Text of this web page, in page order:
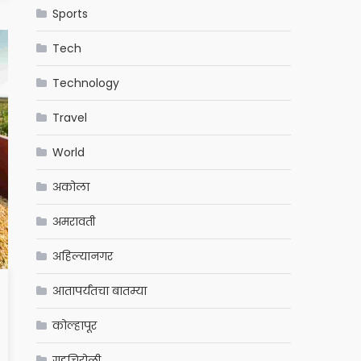
Sports
Tech
Technology
Travel
World
अकोला
अमरावती
अहिल्यानगर
आतापर्यंतचा बातम्या
कोल्हापूर